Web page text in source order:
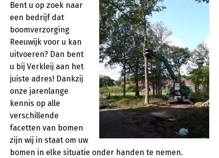
Bent u op zoek naar
een bedrijf dat
boomverzorging
Reeuwijk voor u kan
uitvoeren? Dan bent
u bij Verkleij aan het
juiste adres! Dankzij
onze jarenlange
kennis op alle
verschillende
facetten van bomen
zijn wij in staat om uw
bomen in elke situatie onder handen te nemen.